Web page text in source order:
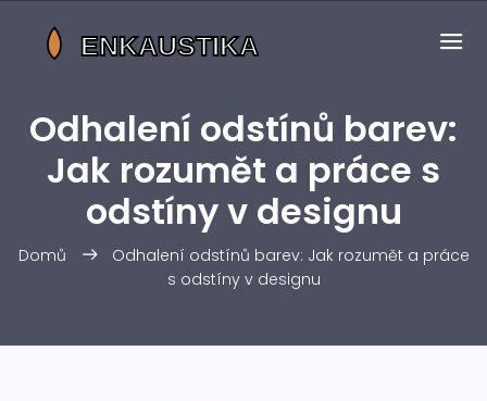
Odhalení odstínů barev:
Jak rozumět a práce s
odstíny v designu
Domů
Odhalení odstínů barev: Jak rozumět a práce
s odstíny v designu